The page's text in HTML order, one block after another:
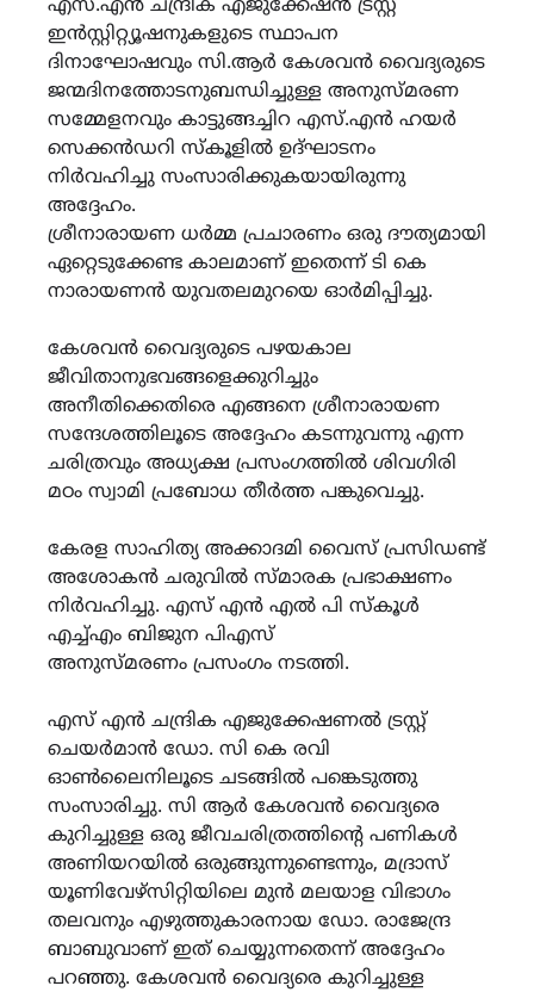
എസ്.എൻ ചന്ദ്രിക എജുക്കേഷൻ ട്രസ്റ്റ്
ഇൻസ്റ്റിറ്റ്യൂഷനുകളുടെ സ്ഥാപന
ദിനാഘോഷവും സി.ആർ കേശവൻ വൈദ്യരുടെ
ജന്മദിനത്തോടനുബന്ധിച്ചുള്ള അനുസ്മരണ
സമ്മേളനവും കാട്ടുങ്ങച്ചിറ എസ്.എൻ ഹയർ
സെക്കൻഡറി സ്കൂളിൽ ഉദ്‌ഘാടനം
നിർവഹിച്ചു സംസാരിക്കുകയായിരുന്നു
അദ്ദേഹം.
ശ്രീനാരായണ ധർമ്മ പ്രചാരണം ഒരു ദൗത്യമായി
ഏറ്റെടുക്കേണ്ട കാലമാണ് ഇതെന്ന് ടി കെ
നാരായണൻ യുവതലമുറയെ ഓർമിപ്പിച്ചു.
കേശവൻ വൈദ്യരുടെ പഴയകാല
ജീവിതാനുഭവങ്ങളെക്കുറിച്ചും
അനീതിക്കെതിരെ എങ്ങനെ ശ്രീനാരായണ
സന്ദേശത്തിലൂടെ അദ്ദേഹം കടന്നുവന്നു എന്ന
ചരിത്രവും അധ്യക്ഷ പ്രസംഗത്തിൽ ശിവഗിരി
മഠം സ്വാമി പ്രബോധ തീർത്ത പങ്കുവെച്ചു.
കേരള സാഹിത്യ അക്കാദമി വൈസ് പ്രസിഡണ്ട്
അശോകൻ ചരുവിൽ സ്മാരക പ്രഭാക്ഷണം
നിർവഹിച്ചു. എസ് എൻ എൽ പി സ്കൂൾ
എച്ച്എം ബിജുന പിഎസ്
അനുസ്മരണം പ്രസംഗം നടത്തി.
എസ് എൻ ചന്ദ്രിക എജുക്കേഷണൽ ട്രസ്റ്റ്
ചെയർമാൻ ഡോ. സി കെ രവി
ഓൺലൈനിലൂടെ ചടങ്ങിൽ പങ്കെടുത്തു
സംസാരിച്ചു. സി ആർ കേശവൻ വൈദ്യരെ
കുറിച്ചുള്ള ഒരു ജീവചരിത്രത്തിന്റെ പണികൾ
അണിയറയിൽ ഒരുങ്ങുന്നുണ്ടെന്നും, മദ്രാസ്
യൂണിവേഴ്സിറ്റിയിലെ മുൻ മലയാള വിഭാഗം
തലവനും എഴുത്തുകാരനായ ഡോ. രാജേന്ദ്ര
ബാബുവാണ് ഇത് ചെയ്യുന്നതെന്ന് അദ്ദേഹം
പറഞ്ഞു. കേശവൻ വൈദ്യരെ കുറിച്ചുള്ള